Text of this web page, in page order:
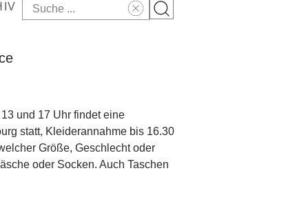
und 17 Uhr findet eine
statt, Kleiderannahme bis 16.30
Größe, Geschlecht oder
oder Socken. Auch Taschen